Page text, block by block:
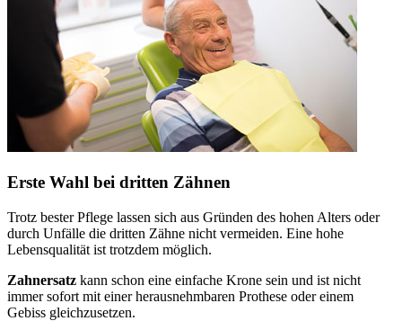
Erste Wahl bei dritten Zähnen
Trotz bester Pflege lassen sich aus Gründen des hohen Alters oder
durch Unfälle die dritten Zähne nicht vermeiden. Eine hohe
Lebensqualität ist trotzdem möglich.
Zahnersatz kann schon eine einfache Krone sein und ist nicht
immer sofort mit einer herausnehmbaren Prothese oder einem
Gebiss gleichzusetzen.